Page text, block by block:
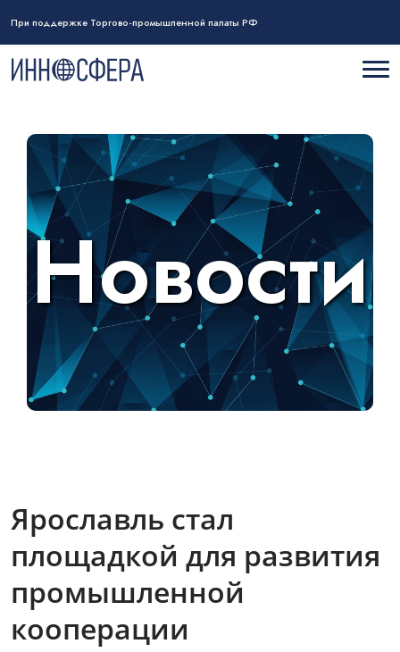
При поддержке Торгово-промышленной палаты РФ
Новости
Ярославль стал
площадкой для развития
промышленной
кооперации